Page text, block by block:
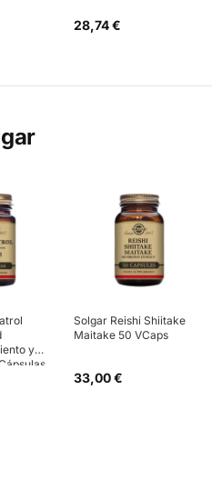
28,74 €
y
Solgar Reishi Shiitake
Maitake 50 VCaps
33,00 €